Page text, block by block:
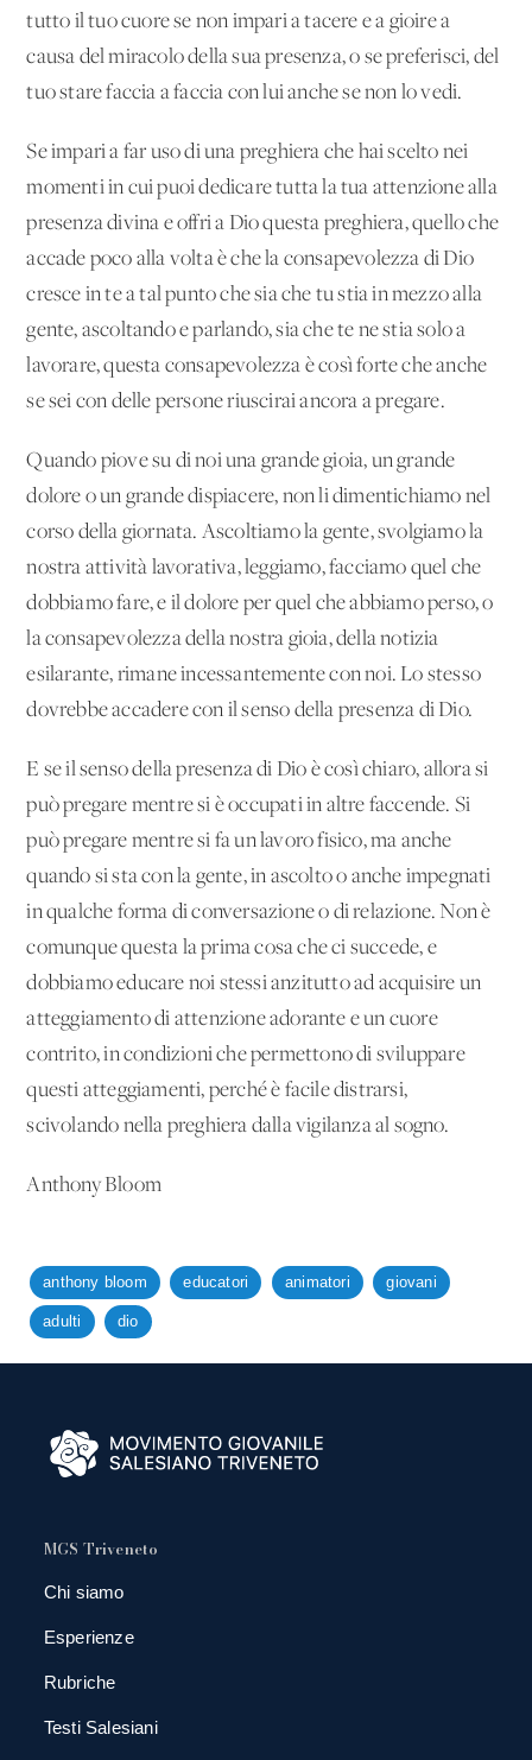
tutto il tuo cuore se non impari a tacere e a gioire a
causa del miracolo della sua presenza, o se preferisci, del
tuo stare faccia a faccia con lui anche se non lo vedi.
Se impari a far uso di una preghiera che hai scelto nei
momenti in cui puoi dedicare tutta la tua attenzione alla
presenza divina e offri a Dio questa preghiera, quello che
accade poco alla volta è che la consapevolezza di Dio
cresce in te a tal punto che sia che tu stia in mezzo alla
gente, ascoltando e parlando, sia che te ne stia solo a
lavorare, questa consapevolezza è così forte che anche
se sei con delle persone riuscirai ancora a pregare.
Quando piove su di noi una grande gioia, un grande
dolore o un grande dispiacere, non li dimentichiamo nel
corso della giornata. Ascoltiamo la gente, svolgiamo la
nostra attività lavorativa, leggiamo, facciamo quel che
dobbiamo fare, e il dolore per quel che abbiamo perso, o
la consapevolezza della nostra gioia, della notizia
esilarante, rimane incessantemente con noi. Lo stesso
dovrebbe accadere con il senso della presenza di Dio.
E se il senso della presenza di Dio è così chiaro, allora si
può pregare mentre si è occupati in altre faccende. Si
può pregare mentre si fa un lavoro fisico, ma anche
quando si sta con la gente, in ascolto o anche impegnati
in qualche forma di conversazione o di relazione. Non è
comunque questa la prima cosa che ci succede, e
dobbiamo educare noi stessi anzitutto ad acquisire un
atteggiamento di attenzione adorante e un cuore
contrito, in condizioni che permettono di sviluppare
questi atteggiamenti, perché è facile distrarsi,
scivolando nella preghiera dalla vigilanza al sogno.
Anthony Bloom
anthony bloom educatori animatori giovani
adulti dio
MGS Triveneto
Chi siamo
Esperienze
Rubriche
Testi Salesiani